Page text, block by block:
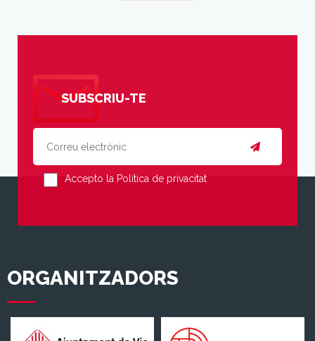
SUBSCRIU-TE
Accepto la Política de privacitat
ORGANITZADORS